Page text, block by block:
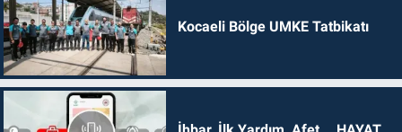
Kocaeli Bölge UMKE Tatbikatı